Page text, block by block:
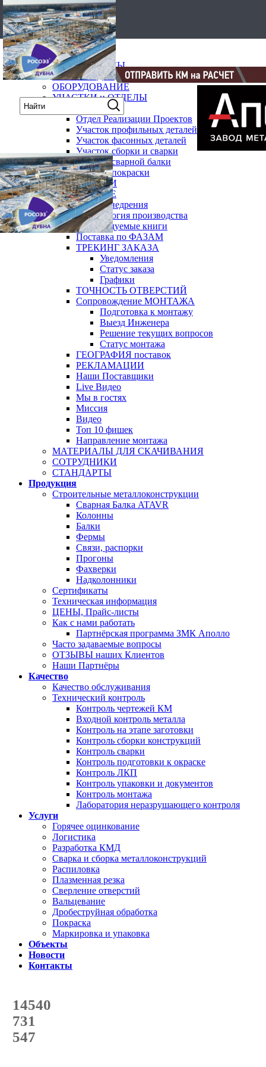
Select Language▼
карта
О заводе
НАШИ ЗАВОДЫ
ПРОИЗВОДСТВЕННЫЕ ПЛОЩАДИ
ОБОРУДОВАНИЕ
УЧАСТКИ и ОТДЕЛЫ
Отдел Реализации Проектов
Участок профильных деталей
Участок фасонных деталей
Участок сборки и сварки
Участок сварной балки
Участок покраски
ПОКАЗАТЕЛИ
ИНТЕРЕСНОЕ
Этапы внедрения
Методология производства
Рекомендуемые книги
Поставка по ФАЗАМ
ТРЕКИНГ ЗАКАЗА
Уведомления
Статус заказа
Графики
ТОЧНОСТЬ ОТВЕРСТИЙ
Сопровождение МОНТАЖА
Подготовка к монтажу
Выезд Инженера
Решение текущих вопросов
Статус монтажа
ГЕОГРАФИЯ поставок
РЕКЛАМАЦИИ
Наши Поставщики
Live Видео
Мы в гостях
Миссия
Видео
Топ 10 фишек
Направление монтажа
МАТЕРИАЛЫ ДЛЯ СКАЧИВАНИЯ
СОТРУДНИКИ
СТАНДАРТЫ
Продукция
Строительные металлоконструкции
Сварная Балка ATAVR
Колонны
Балки
Фермы
Связи, распорки
Прогоны
Фахверки
Надколонники
Сертификаты
Техническая информация
ЦЕНЫ, Прайс-листы
Как с нами работать
Партнёрская программа ЗМК Аполло
Часто задаваемые вопросы
ОТЗЫВЫ наших Клиентов
Наши Партнёры
Качество
Качество обслуживания
Технический контроль
Контроль чертежей КМ
Входной контроль металла
Контроль на этапе заготовки
Контроль сборки конструкций
Контроль сварки
Контроль подготовки к окраске
Контроль ЛКП
Контроль упаковки и документов
Контроль монтажа
Лаборатория неразрушающего контроля
Услуги
Горячее оцинкование
Логистика
Разработка КМД
Сварка и сборка металлоконструкций
Распиловка
Плазменная резка
Сверление отверстий
Вальцевание
Дробеструйная обработка
Покраска
Маркировка и упаковка
Объекты
Новости
Контакты
14540
с начала года
731
с начала месяца
547
с начала недели